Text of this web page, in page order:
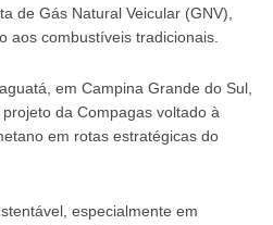
de Gás Natural Veicular (GNV),
aos combustíveis tradicionais.
em Campina Grande do Sul,
da Compagas voltado à
em rotas estratégicas do
especialmente em